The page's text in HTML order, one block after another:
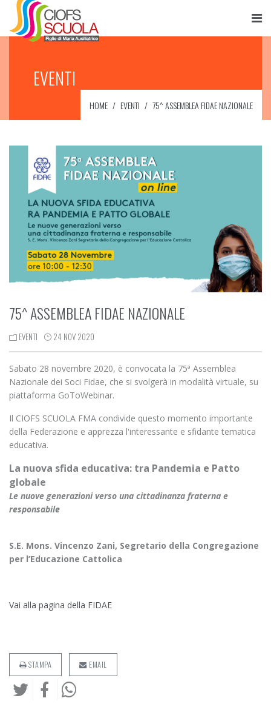
EVENTI
HOME EVENTI 75^ ASSEMBLEA FIDAE NAZIONALE
75^ ASSEMBLEA FIDAE NAZIONALE
EVENTI 24 NOV 2020
Sabato 28 novembre 2020, è convocata la 75ª Assemblea
Nazionale dei Soci Fidae, che si svolgerà in modalità virtuale, su
piattaforma GoToWebinar.
Il CIOFS SCUOLA FMA condivide questo momento importante
della Federazione e apprezza l'interessante e sfidante tematica
educativa.
La nuova sfida educativa: tra Pandemia e Patto
globale
Le nuove generazioni verso una cittadinanza fraterna e
responsabile
S.E. Mons. Vincenzo Zani, Segretario della Congregazione
per l’Educazione Cattolica
Vai alla pagina della FIDAE
STAMPA EMAIL